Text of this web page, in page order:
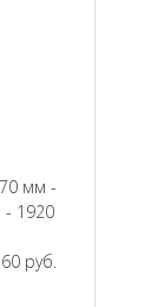
мм -
- 1920
руб.